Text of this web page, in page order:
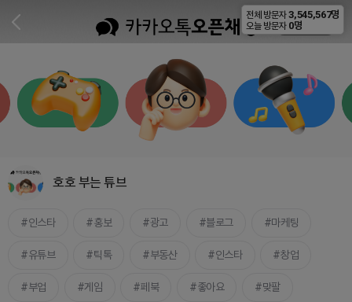
비공개
호호 부는 튜브
인스타 홍보 광고 블로그 마케팅
유튜브 틱톡 부동산 인스타 창업
부업 게임 페북 좋아요 맞팔
전체 방문자 3,545,567명
오늘 방문자 0명